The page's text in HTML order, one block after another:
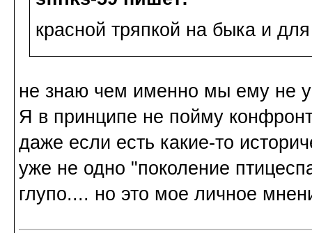
красной тряпкой на быка и
не знаю чем именно мы ему не
Я в принципе не пойму
даже если есть какие-то
уже не одно "поколение
глупо.... но это мое личное